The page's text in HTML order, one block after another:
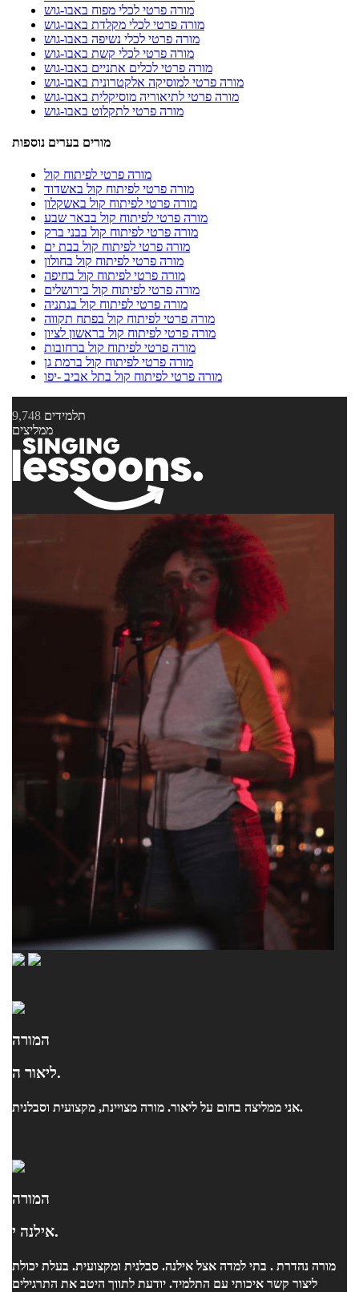
מורה פרטי לכלי מפוח באבו-גוש
מורה פרטי לכלי מקלדת באבו-גוש
מורה פרטי לכלי נשיפה באבו-גוש
מורה פרטי לכלי קשת באבו-גוש
מורה פרטי לכלים אתניים באבו-גוש
מורה פרטי למוסיקה אלקטרונית באבו-גוש
מורה פרטי לתיאוריה מוסיקלית באבו-גוש
מורה פרטי לתקלוט באבו-גוש
מורים בערים נוספות
מורה פרטי לפיתוח קול
מורה פרטי לפיתוח קול באשדוד
מורה פרטי לפיתוח קול באשקלון
מורה פרטי לפיתוח קול בבאר שבע
מורה פרטי לפיתוח קול בבני ברק
מורה פרטי לפיתוח קול בבת ים
מורה פרטי לפיתוח קול בחולון
מורה פרטי לפיתוח קול בחיפה
מורה פרטי לפיתוח קול בירושלים
מורה פרטי לפיתוח קול בנתניה
מורה פרטי לפיתוח קול בפתח תקווה
מורה פרטי לפיתוח קול בראשון לציון
מורה פרטי לפיתוח קול ברחובות
מורה פרטי לפיתוח קול ברמת גן
מורה פרטי לפיתוח קול בתל אביב -יפו
9,748 תלמידים
ממליצים
המורה
ליאור ה.
אני ממליצה בחום על ליאור. מורה מצויינת, מקצועית וסבלנית.
המורה
אילנה י.
מורה נהדרת . בתי למדה אצל אילנה. סבלנית ומקצועית. בעלת יכולת
ליצור קשר איכותי עם התלמיד. יודעת לתווך היטב את התרגילים